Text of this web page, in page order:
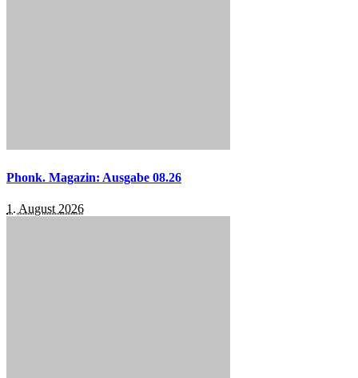
Phonk. Magazin: Ausgabe 08.26
1. August 2026